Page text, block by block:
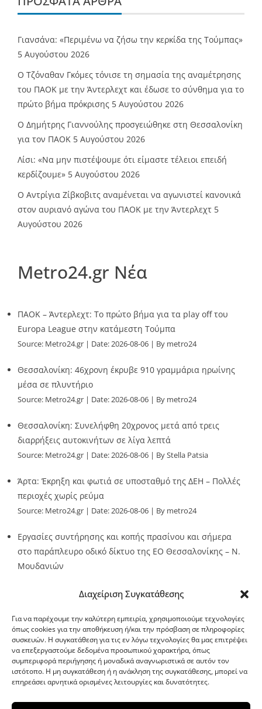
Διαχείριση Συγκατάθεσης
Για να παρέχουμε την καλύτερη εμπειρία, χρησιμοποιούμε τεχνολογίες
όπως cookies για την αποθήκευση ή/και την πρόσβαση σε πληροφορίες
συσκευών. Η συγκατάθεση για τις εν λόγω τεχνολογίες θα μας επιτρέψει
να επεξεργαστούμε δεδομένα προσωπικού χαρακτήρα, όπως
συμπεριφορά περιήγησης ή μοναδικά αναγνωριστικά σε αυτόν τον
ιστότοπο. Η μη συγκατάθεση ή η ανάκληση της συγκατάθεσης, μπορεί να
επηρεάσει αρνητικά ορισμένες λειτουργίες και δυνατότητες.
Γιανσάνα: «Περιμένω να ζήσω την κερκίδα της Τούμπας»
5 Αυγούστου 2026
Ο Τζόναθαν Γκόμες τόνισε τη σημασία της αναμέτρησης
του ΠΑΟΚ με την Άντερλεχτ και έδωσε το σύνθημα για το
πρώτο βήμα πρόκρισης 5 Αυγούστου 2026
Ο Δημήτρης Γιαννούλης προσγειώθηκε στη Θεσσαλονίκη
για τον ΠΑΟΚ 5 Αυγούστου 2026
Λίσι: «Να μην πιστέψουμε ότι είμαστε τέλειοι επειδή
κερδίζουμε» 5 Αυγούστου 2026
Ο Αντρίγια Ζίβκοβιτς αναμένεται να αγωνιστεί κανονικά
στον αυριανό αγώνα του ΠΑΟΚ με την Άντερλεχτ 5
Αυγούστου 2026
Metro24.gr Νέα
ΠΑΟΚ – Άντερλεχτ: Το πρώτο βήμα για τα play off του
Europa League στην κατάμεστη Τούμπα
Source: Metro24.gr Date: 2026-08-06 By metro24
Θεσσαλονίκη: 46χρονη έκρυβε 910 γραμμάρια ηρωίνης
μέσα σε πλυντήριο
Source: Metro24.gr Date: 2026-08-06 By metro24
Θεσσαλονίκη: Συνελήφθη 20χρονος μετά από τρεις
διαρρήξεις αυτοκινήτων σε λίγα λεπτά
Source: Metro24.gr Date: 2026-08-06 By Stella Patsia
Άρτα: Έκρηξη και φωτιά σε υποσταθμό της ΔΕΗ – Πολλές
περιοχές χωρίς ρεύμα
Source: Metro24.gr Date: 2026-08-06 By metro24
Εργασίες συντήρησης και κοπής πρασίνου και σήμερα
στο παράπλευρο οδικό δίκτυο της ΕΟ Θεσσαλονίκης – Ν.
Μουδανιών
G-point.gr